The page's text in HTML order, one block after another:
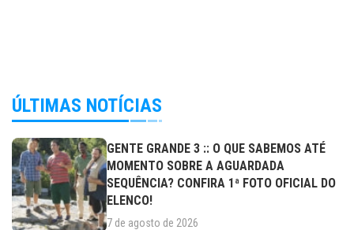
ÚLTIMAS NOTÍCIAS
GENTE GRANDE 3 :: O QUE SABEMOS ATÉ
MOMENTO SOBRE A AGUARDADA
SEQUÊNCIA? CONFIRA 1ª FOTO OFICIAL DO
ELENCO!
7 de agosto de 2026